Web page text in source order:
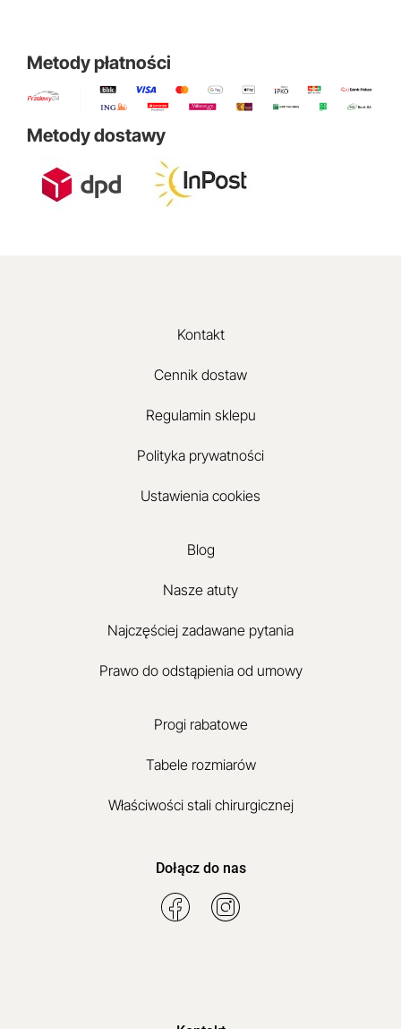
Metody płatności
Metody dostawy
Kontakt
Cennik dostaw
Regulamin sklepu
Polityka prywatności
Ustawienia cookies
Blog
Nasze atuty
Najczęściej zadawane pytania
Prawo do odstąpienia od umowy
Progi rabatowe
Tabele rozmiarów
Właściwości stali chirurgicznej
Dołącz do nas